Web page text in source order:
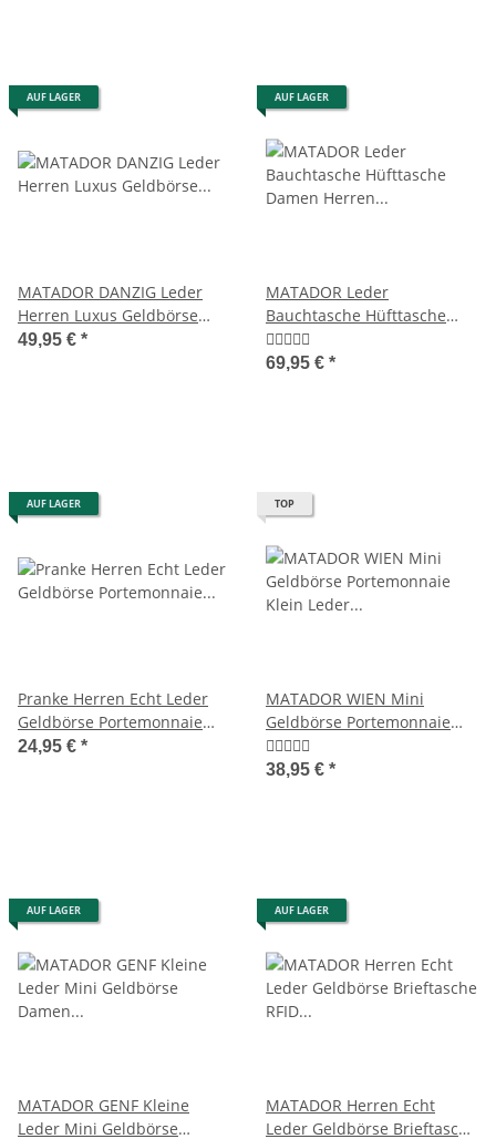
AUF LAGER
MATADOR DANZIG Leder
Herren Luxus Geldbörse
Brieftasche RFID TüV
49,95 € *
AUF LAGER
MATADOR Leder
Bauchtasche Hüfttasche
Damen Herren Gürteltasche
Braun
69,95 € *
AUF LAGER
Pranke Herren Echt Leder
Geldbörse Portemonnaie
Geldbeutel Brieftasche
24,95 € *
TOP
MATADOR WIEN Mini
Geldbörse Portemonnaie
Klein Leder RFID TüV
38,95 € *
AUF LAGER
MATADOR GENF Kleine
Leder Mini Geldbörse
AUF LAGER
MATADOR Herren Echt
Leder Geldbörse Brieftasche